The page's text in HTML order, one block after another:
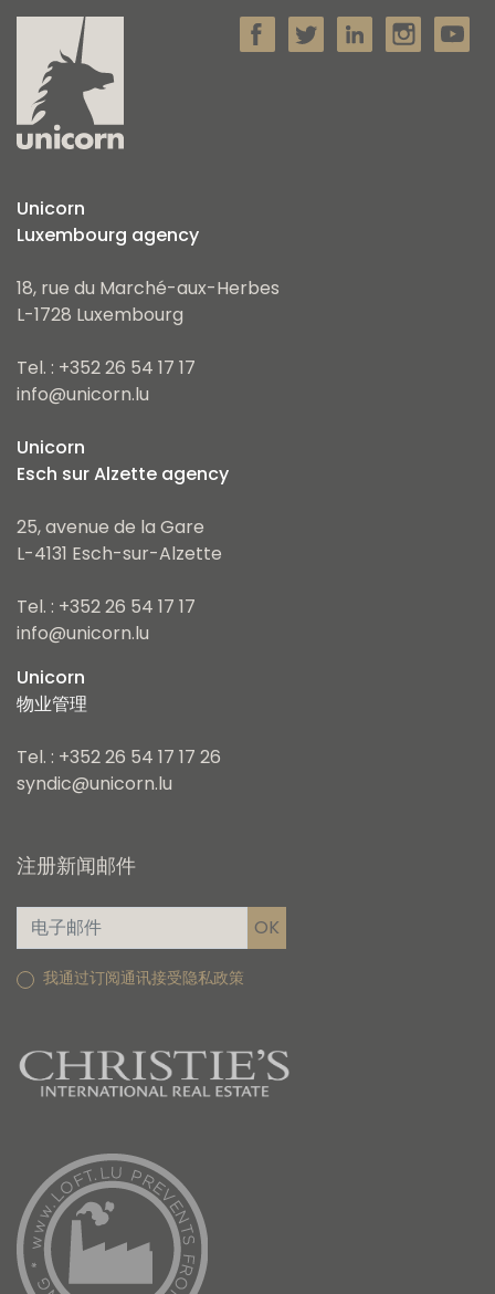
Unicorn
Luxembourg agency
18, rue du Marché-aux-Herbes
L-1728 Luxembourg
Tel. : +352 26 54 17 17
info@unicorn.lu
Unicorn
Esch sur Alzette agency
25, avenue de la Gare
L-4131 Esch-sur-Alzette
Tel. : +352 26 54 17 17
info@unicorn.lu
Unicorn
物业管理
Tel. : +352 26 54 17 17 26
syndic@unicorn.lu
注册新闻邮件
我通过订阅通讯接受隐私政策